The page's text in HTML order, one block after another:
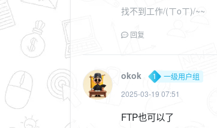
找不到工作/(ㄒoㄒ)/~~
回复
okok
一级用户组
2025-03-19 07:51
FTP也可以了